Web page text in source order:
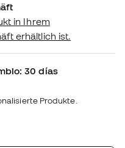
in Ihrem
erhältlich ist.
30 días
Produkte.